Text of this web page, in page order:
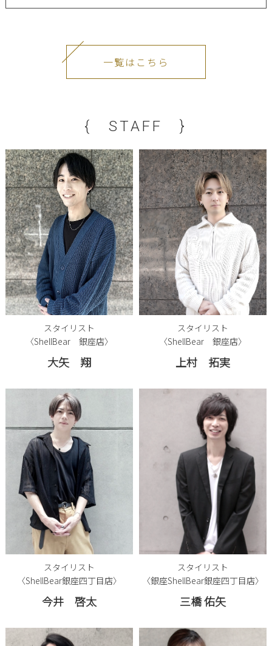
一覧はこちら
{ STAFF }
スタイリスト
〈ShellBear 銀座店〉
大矢 翔
スタイリスト
〈ShellBear 銀座店〉
上村 拓実
スタイリスト
〈ShellBear銀座四丁目店〉
今井 啓太
スタイリスト
〈銀座ShellBear銀座四丁目店〉
三橋 佑矢